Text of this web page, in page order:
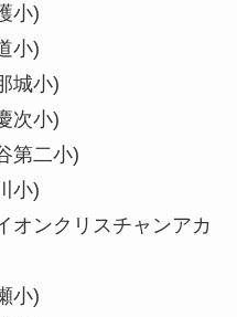
小)
小)
小)
小)
二小)
小)
ンクリスチャンアカ
小)